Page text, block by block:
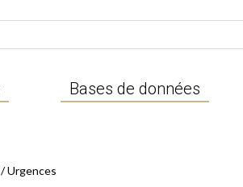
Bases de données
/ Urgences